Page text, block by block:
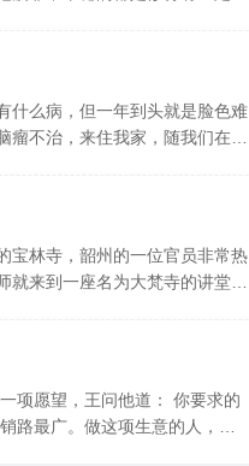
什么病，但一年到头就是脸色难
不治，来住我家，随我们在佛
宝林寺，韶州的一位官员非常热
来到一座名为大梵寺的讲堂，
项愿望，王问他道： 你要求的
路最广。做这项生意的人，很